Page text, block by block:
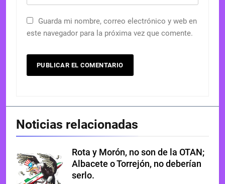
Guarda mi nombre, correo electrónico y web en
este navegador para la próxima vez que comente.
Noticias relacionadas
Rota y Morón, no son de la OTAN;
Albacete o Torrejón, no deberían
serlo.